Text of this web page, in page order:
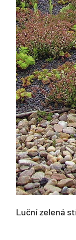
Luční zelená